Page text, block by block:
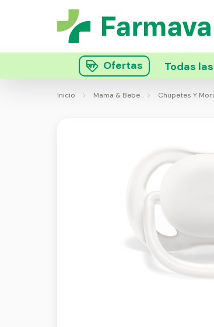
Ofertas Todas
Inicio Mama & Bebe Chupetes Y